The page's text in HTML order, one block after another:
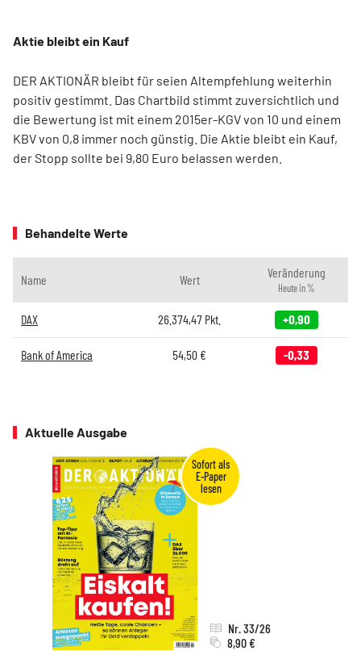
Aktie bleibt ein Kauf
DER AKTIONÄR bleibt für seien Altempfehlung weiterhin
positiv gestimmt. Das Chartbild stimmt zuversichtlich und
die Bewertung ist mit einem 2015er-KGV von 10 und einem
KBV von 0,8 immer noch günstig. Die Aktie bleibt ein Kauf,
der Stopp sollte bei 9,80 Euro belassen werden.
Behandelte Werte
Name Wert Veränderung
Heute in %
DAX 26.374,47 Pkt. +0,90
Bank of America 54,50 € -0,33
Aktuelle Ausgabe
Nr. 33/26
8,90 €